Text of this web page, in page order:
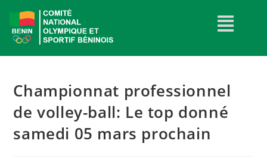
Championnat professionnel
de volley-ball: Le top donné
samedi 05 mars prochain